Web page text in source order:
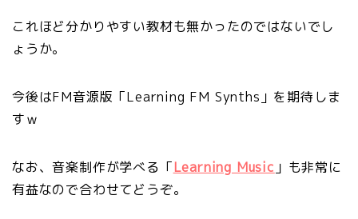
これほど分かりやすい教材も無かったのではないでし
ょうか。
今後はFM音源版「Learning FM Synths」を期待しま
すｗ
なお、音楽制作が学べる「Learning Music 」も非常に
有益なので合わせてどうぞ。